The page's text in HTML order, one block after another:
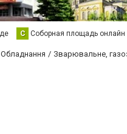
С Соборная площадь онлайн
Обладнання Зварювальне,